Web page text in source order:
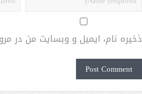
ذخیره نام، ایمیل و وبسایت من در